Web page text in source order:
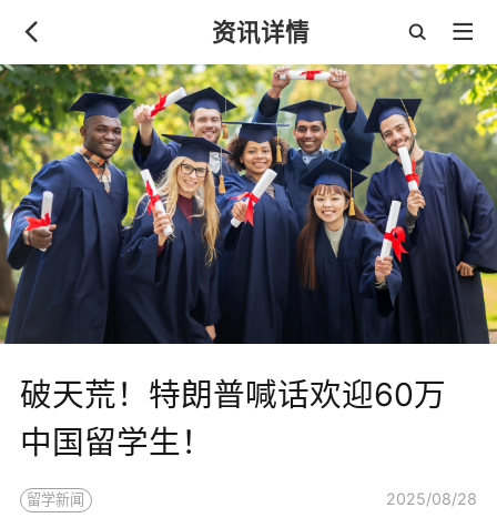
资讯详情
破天荒！特朗普喊话欢迎60万
中国留学生！
留学新闻 2025/08/28